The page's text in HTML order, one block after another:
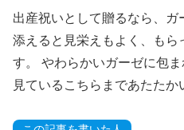
出産祝いとして贈るなら、
添えると見栄えもよく、もら
す。 やわらかいガーゼに包ま
見ているこちらまであたたか